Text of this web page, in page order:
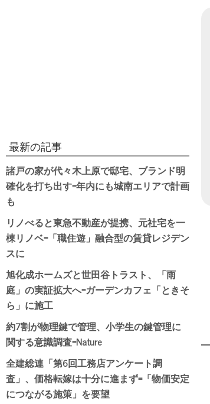
最新の記事
諸戸の家が代々木上原で邸宅、ブランド明
確化を打ち出す=年内にも城南エリアで計画
も
リノべると東急不動産が提携、元社宅を一
棟リノベ=「職住遊」融合型の賃貸レジデン
スに
旭化成ホームズと世田谷トラスト、「雨
庭」の実証拡大へ=ガーデンカフェ「ときそ
ら」に施工
約7割が物理鍵で管理、小学生の鍵管理に
関する意識調査=Nature
全建総連「第6回工務店アンケート調
査」、価格転嫁は十分に進まず=「物価安定
につながる施策」を要望